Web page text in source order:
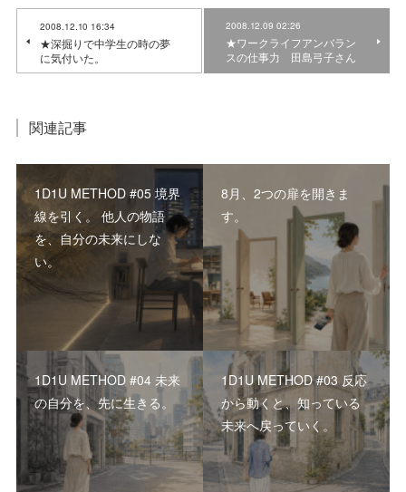
2008.12.10 16:34
★深掘りで中学生の時の夢
に気付いた。
2008.12.09 02:26
★ワークライフアンバラン
スの仕事力 田島弓子さん
関連記事
1D1U METHOD #05 境界
線を引く。 他人の物語
を、自分の未来にしな
い。
8月、2つの扉を開きま
す。
1D1U METHOD #04 未来
の自分を、先に生きる。
1D1U METHOD #03 反応
から動くと、知っている
未来へ戻っていく。